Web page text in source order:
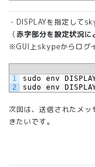
・DISPLAYを指定して
（赤字部分を設定状況に
※GUI上skypeからログ
1
2
sudo env
sudo
env
次回は、送信されたメッ
きたいです。